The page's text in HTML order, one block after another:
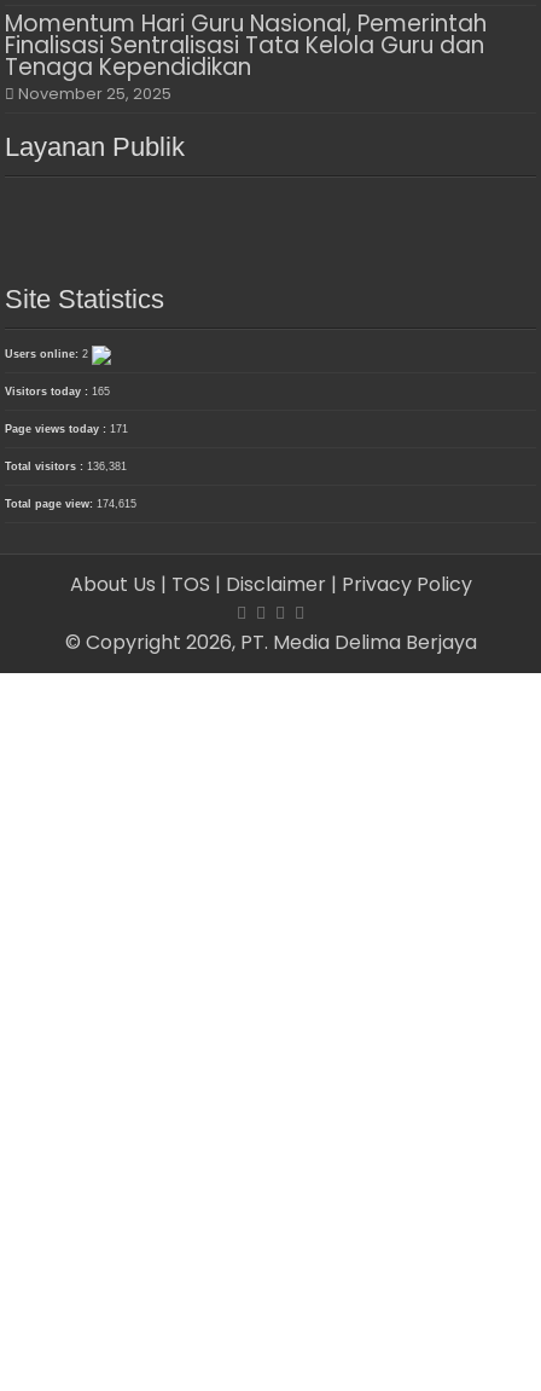
Momentum Hari Guru Nasional, Pemerintah
Finalisasi Sentralisasi Tata Kelola Guru dan
Tenaga Kependidikan
November 25, 2025
Layanan Publik
Site Statistics
Users online:2
Visitors today :165
Page views today :171
Total visitors :136,381
Total page view:174,615
About Us | TOS | Disclaimer | Privacy Policy
© Copyright 2026, PT. Media Delima Berjaya